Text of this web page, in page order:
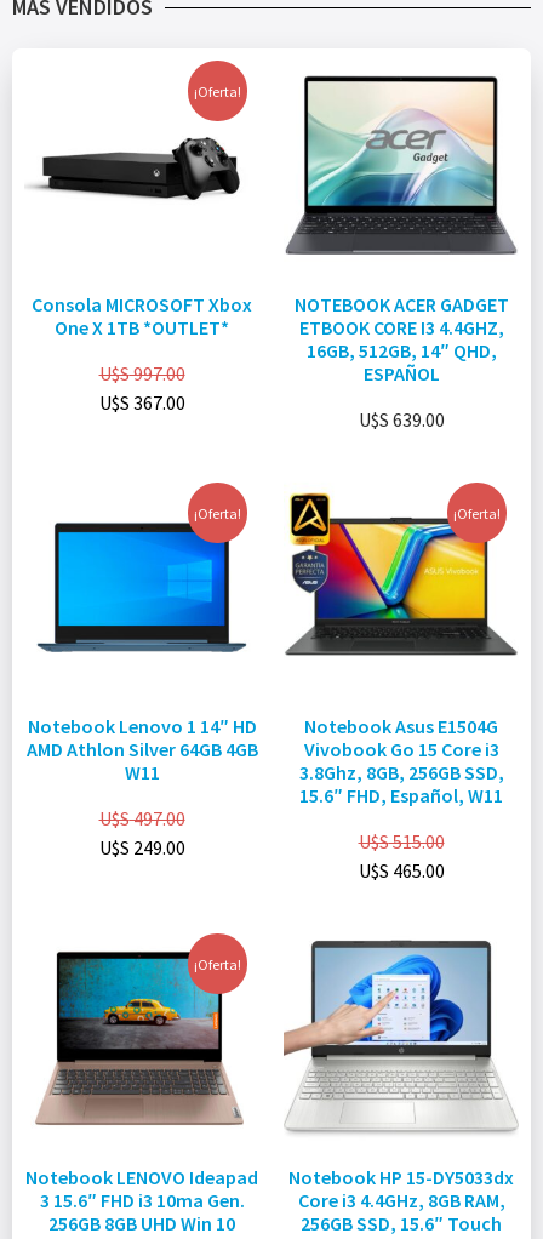
MÁS VENDIDOS
¡Oferta!
Consola MICROSOFT Xbox
One X 1TB *OUTLET*
U$S997.00
U$S 367.00
NOTEBOOK ACER GADGET
ETBOOK CORE I3 4.4GHZ,
16GB, 512GB, 14″ QHD,
ESPAÑOL
U$S 639.00
¡Oferta!
Notebook Lenovo 1 14″ HD
AMD Athlon Silver 64GB 4GB
W11
U$S497.00
U$S 249.00
¡Oferta!
Notebook Asus E1504G
Vivobook Go 15 Core i3
3.8Ghz, 8GB, 256GB SSD,
15.6″ FHD, Español, W11
U$S515.00
U$S 465.00
¡Oferta!
Notebook LENOVO Ideapad
3 15.6″ FHD i3 10ma Gen.
256GB 8GB UHD Win 10
Notebook HP 15-DY5033dx
Core i3 4.4GHz, 8GB RAM,
256GB SSD, 15.6″ Touch